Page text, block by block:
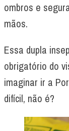
ombros e
mãos.
Essa dupla
obrigatório do
imaginar ir a
difícil, não é?